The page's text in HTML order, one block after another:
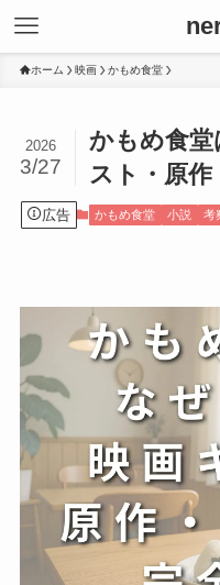
ホーム 映画 かもめ食堂
かもめ食
スト・原作
2026
3/27
広告 かもめ食堂 小説 考